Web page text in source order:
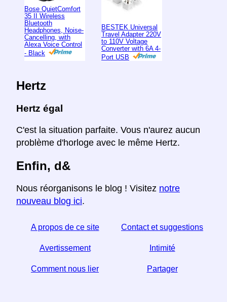
Bose QuietComfort
35 II Wireless
Bluetooth
Headphones, Noise-
Cancelling, with
Alexa Voice Control
- Black
BESTEK Universal
Travel Adapter 220V
to 110V Voltage
Converter with 6A 4-
Port USB
Hertz
Hertz égal
C'est la situation parfaite. Vous n'aurez aucun
problème d'horloge avec le même Hertz.
Enfin, d&
Nous réorganisons le blog ! Visitez notre
nouveau blog ici.
A propos de ce site Contact et suggestions
Avertissement Intimité
Comment nous lier Partager